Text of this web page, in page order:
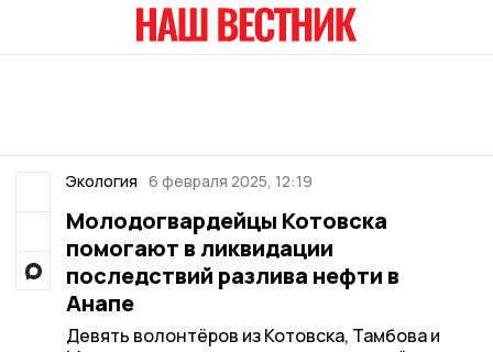
Экология 6 февраля 2025, 12:19
Молодогвардейцы Котовска
помогают в ликвидации
последствий разлива нефти в
Анапе
Девять волонтёров из Котовска, Тамбова и